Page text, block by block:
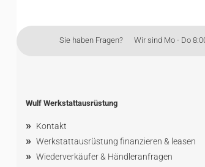
Sie haben Fragen? Wir sind Mo - Do
Wulf Werkstattausrüstung
» Kontakt
» Werkstattausrüstung finanzieren & leasen
» Wiederverkäufer & Händleranfragen